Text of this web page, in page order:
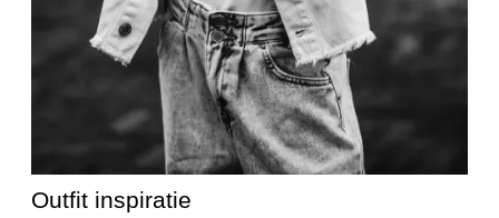
Outfit inspiratie